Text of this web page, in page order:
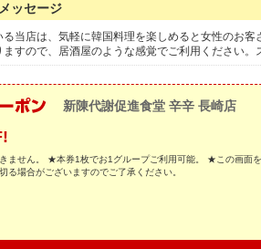
ッセージ
当店は、気軽に韓国料理を楽しめると女性のお
すので、居酒屋のような感覚でご利用ください。
新陳代謝促進食堂 辛辛 長崎店
ません。 ★本券1枚でお1グループご利用可能。 ★この画面
る場合がございますのでご了承ください。